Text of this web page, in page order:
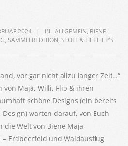
2024 IN: ALLGEMEIN, BIENE
, SAMMLEREDITION, STOFF & LIEBE EP'S
vor gar nicht allzu langer Zeit…“
von Maja, Willi, Flip & ihren
schöne Designs (ein bereits
warten darauf, von Euch
Welt von Biene Maja
Erdbeerfeld und Waldausflug